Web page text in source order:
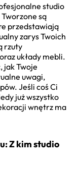
studio
są
przedstawiają
zarys Twoich
rzuty
układy mebli.
jak Twoje
uwagi,
Jeśli coś Ci
już wszystko
wnętrz ma
Z kim studio